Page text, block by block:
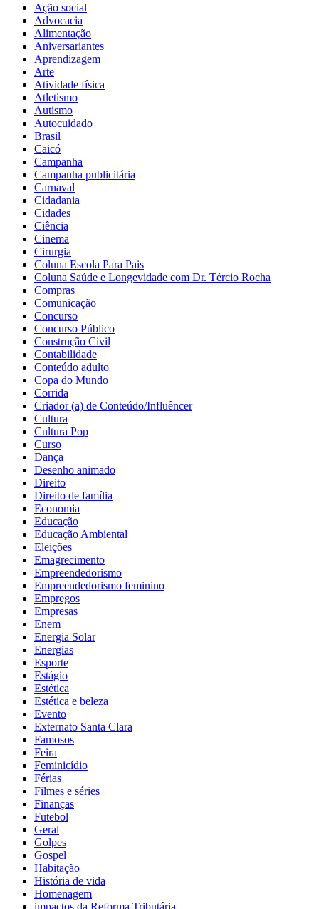
Ação social
Advocacia
Alimentação
Aniversariantes
Aprendizagem
Arte
Atividade física
Atletismo
Autismo
Autocuidado
Brasil
Caicó
Campanha
Campanha publicitária
Carnaval
Cidadania
Cidades
Ciência
Cinema
Cirurgia
Coluna Escola Para Pais
Coluna Saúde e Longevidade com Dr. Tércio Rocha
Compras
Comunicação
Concurso
Concurso Público
Construção Civil
Contabilidade
Conteúdo adulto
Copa do Mundo
Corrida
Criador (a) de Conteúdo/Influêncer
Cultura
Cultura Pop
Curso
Dança
Desenho animado
Direito
Direito de família
Economia
Educação
Educação Ambiental
Eleições
Emagrecimento
Empreendedorismo
Empreendedorismo feminino
Empregos
Empresas
Enem
Energia Solar
Energias
Esporte
Estágio
Estética
Estética e beleza
Evento
Externato Santa Clara
Famosos
Feira
Feminicídio
Férias
Filmes e séries
Finanças
Futebol
Geral
Golpes
Gospel
Habitação
História de vida
Homenagem
impactos da Reforma Tributária